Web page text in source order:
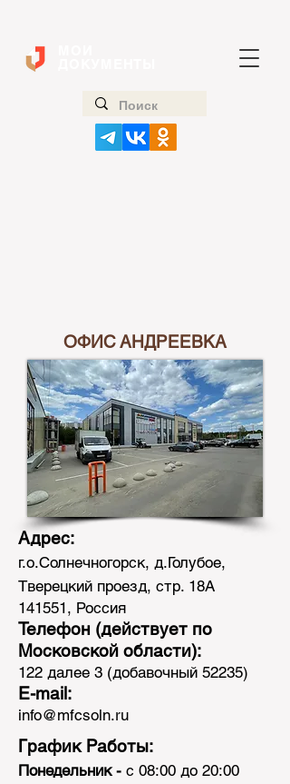
ОФИС АНДРЕЕВКА
Адрес:
г.о.Солнечногорск, д.Голубое,
Тверецкий проезд, стр. 18A
141551, Россия
Телефон (действует по
Московской области):
122 далее 3 (добавочный 52235)
E-mail:
info@mfcsoln.ru
График Работы:
Понедельник- с 08:00 до 20:00